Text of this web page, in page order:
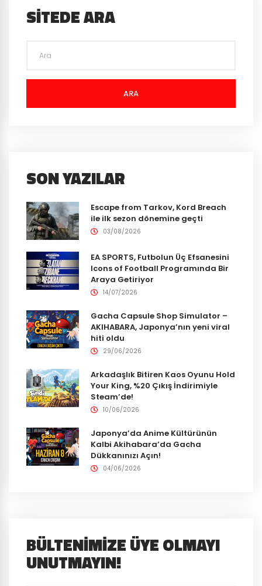
SITEDE ARA
ARA
SON YAZILAR
Escape from Tarkov, Kord Breach
ile ilk sezon dönemine geçti
03/08/2026
EA SPORTS, Futbolun Üç Efsanesini
Icons of Football Programında Bir
Araya Getiriyor
14/07/2026
Gacha Capsule Shop Simulator –
AKIHABARA, Japonya’nın yeni viral
hiti oldu
29/06/2026
Arkadaşlık Bitiren Kaos Oyunu Hold
Your King, %20 Çıkış İndirimiyle
Steam’de!
10/06/2026
Japonya’da Anime Kültürünün
Kalbi Akihabara’da Gacha
Dükkanınızı Açın!
04/06/2026
BÜLTENIMIZE ÜYE OLMAYI
UNUTMAYIN!